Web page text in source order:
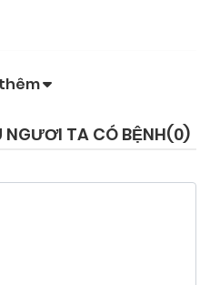
NGƯƠI TA CÓ BỆNH(0)